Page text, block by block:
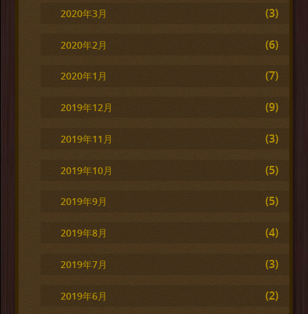
2020年3月 (3)
2020年2月 (6)
2020年1月 (7)
2019年12月 (9)
2019年11月 (3)
2019年10月 (5)
2019年9月 (5)
2019年8月 (4)
2019年7月 (3)
2019年6月 (2)